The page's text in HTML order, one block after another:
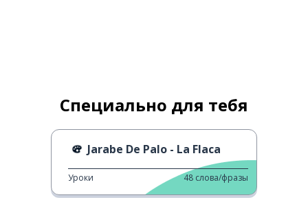
Специально для тебя
Jarabe De Palo - La Flaca
Уроки 48 слова/фразы